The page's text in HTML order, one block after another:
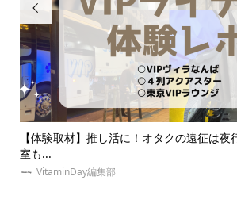

【体験】東京の安い推し活ホテル紹介！地
京に...
ゆめみぃ